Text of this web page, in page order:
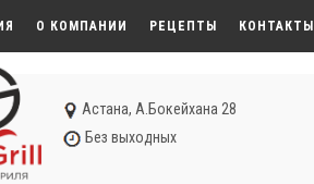
О КОМПАНИИ РЕЦЕПТЫ КОНТАКТЫ
Астана, А.Бокейхана 28
Без выходных